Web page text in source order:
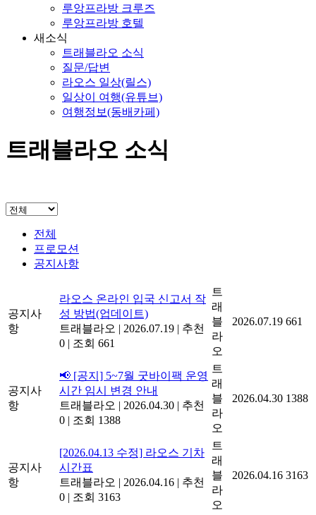
루앙프라방 크루즈
루앙프라방 호텔
새소식
트래블라오 소식
질문/답변
라오스 일상(릴스)
일상이 여행(유튜브)
여행정보(동배카페)
트래블라오 소식
전체
프로모션
공지사항
공지사
항
라오스 온라인 입국 신고서 작
성 방법(업데이트)
트래블라오 | 2026.07.19 | 추천
0 | 조회 661
트
래
블
라
오
2026.07.19 661
공지사
항
📢 [공지] 5~7월 굿바이팩 운영
시간 임시 변경 안내
트래블라오 | 2026.04.30 | 추천
0 | 조회 1388
트
래
블
라
오
2026.04.30 1388
공지사
항
[2026.04.13 수정] 라오스 기차
시간표
트래블라오 | 2026.04.16 | 추천
0 | 조회 3163
트
래
블
라
오
2026.04.16 3163